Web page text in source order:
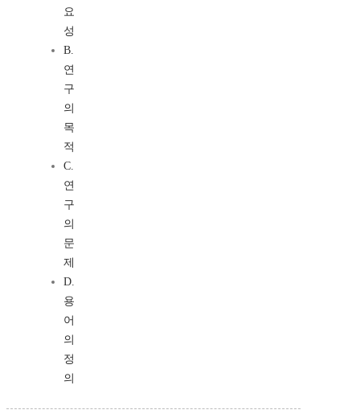
요
성
B.
연
구
의
목
적
C.
연
구
의
문
제
D.
용
어
의
정
의